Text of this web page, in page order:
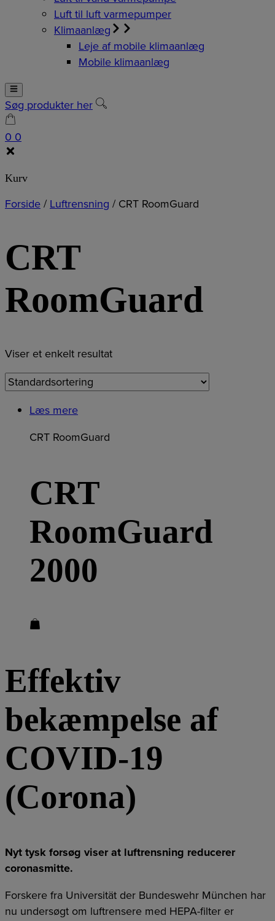
Luft til luft varmepumper
Klimaanlæg
Leje af mobile klimaanlæg
Mobile klimaanlæg
Søg produkter her
0 0
Kurv
Forside/ Luftrensning / CRT RoomGuard
CRT
RoomGuard
Viser et enkelt resultat
Læs mere
CRT RoomGuard
CRT
RoomGuard
2000
Effektiv
bekæmpelse af
COVID-19
(Corona)
Nyt tysk forsøg viser at luftrensning reducerer
coronasmitte.
Forskere fra Universität der Bundeswehr München har
nu undersøgt om luftrensere med HEPA-filter er